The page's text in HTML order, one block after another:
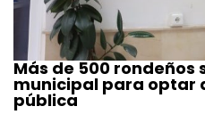
Más de 500
municipal para optar
pública